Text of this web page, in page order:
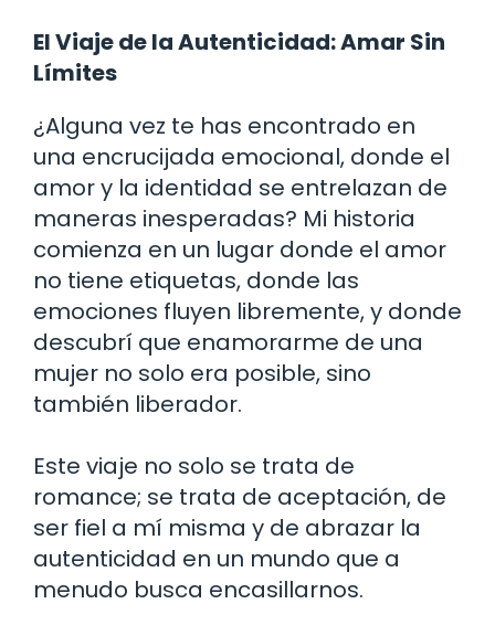
El Viaje de la Autenticidad: Amar Sin
Límites
¿Alguna vez te has encontrado en
una encrucijada emocional, donde el
amor y la identidad se entrelazan de
maneras inesperadas? Mi historia
comienza en un lugar donde el amor
no tiene etiquetas, donde las
emociones fluyen libremente, y donde
descubrí que enamorarme de una
mujer no solo era posible, sino
también liberador.
Este viaje no solo se trata de
romance; se trata de aceptación, de
ser fiel a mí misma y de abrazar la
autenticidad en un mundo que a
menudo busca encasillarnos.